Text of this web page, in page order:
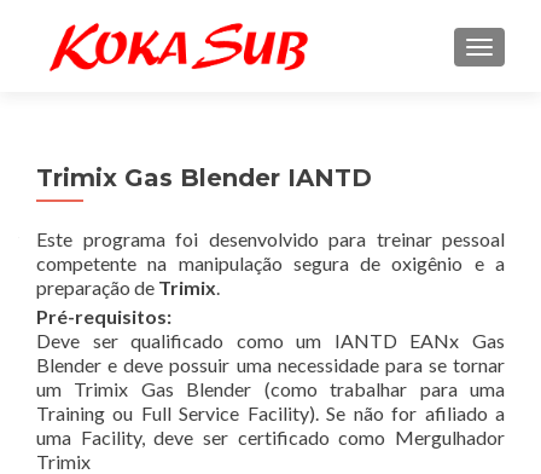
Trimix Gas Blender IANTD
Este programa foi desenvolvido para treinar pessoal
competente na manipulação segura de oxigênio e a
preparação de Trimix.
Pré-requisitos:
Deve ser qualificado como um IANTD EANx Gas
Blender e deve possuir uma necessidade para se tornar
um Trimix Gas Blender (como trabalhar para uma
Training ou Full Service Facility). Se não for afiliado a
uma Facility, deve ser certificado como Mergulhador
Trimix